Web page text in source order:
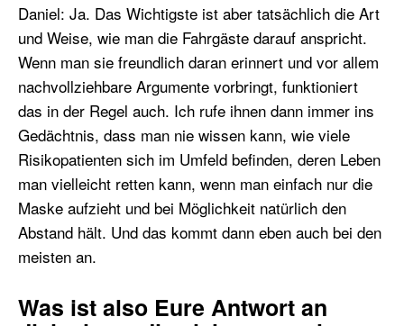
Daniel: Ja. Das Wichtigste ist aber tatsächlich die Art
und Weise, wie man die Fahrgäste darauf anspricht.
Wenn man sie freundlich daran erinnert und vor allem
nachvollziehbare Argumente vorbringt, funktioniert
das in der Regel auch. Ich rufe ihnen dann immer ins
Gedächtnis, dass man nie wissen kann, wie viele
Risikopatienten sich im Umfeld befinden, deren Leben
man vielleicht retten kann, wenn man einfach nur die
Maske aufzieht und bei Möglichkeit natürlich den
Abstand hält. Und das kommt dann eben auch bei den
meisten an.
Was ist also Eure Antwort an